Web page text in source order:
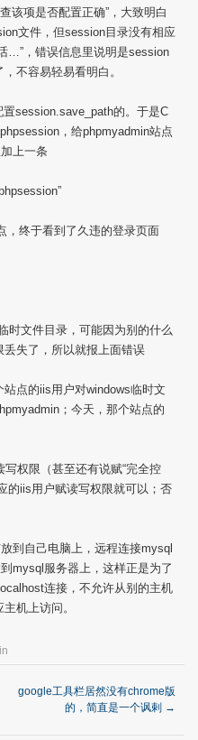
该项是否配置正确”，大致明白
文件，但session目录没有相应
…”，错误信息里说明是session
不容易轻易看明白。
session.save_path的。于是C
，给phpmyadmin站点
上一条
，终于看到了久违的登录页面
时文件目录，可能因为别的什么
失了，所以就报上面错误
点的iis用户对windows临时文
；今天，那个站点的
权限（甚至还有说赋“完全控
的iis用户赋读写权限就可以；否
到自己电脑上，远程连接mysql
mysql服务器上，这样正是为了
连接，不允许从别的主机
机上访问。
google工具栏居然没有chrome版
的，简直是一个讽剌 →